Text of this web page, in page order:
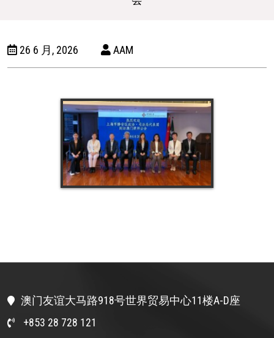
26 6 月, 2026 AAM
澳门友谊大马路918号世界贸易中心11楼A-D座
+853 28 728 121